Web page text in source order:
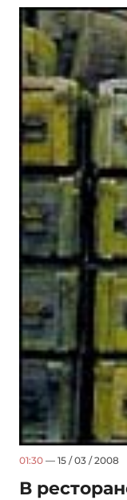
01:30 — 15 / 03 / 2008
В